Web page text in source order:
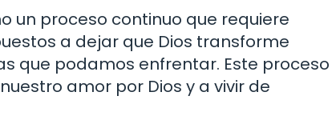
un proceso continuo que requiere
a dejar que Dios transforme
que podamos enfrentar. Este proceso
amor por Dios y a vivir de